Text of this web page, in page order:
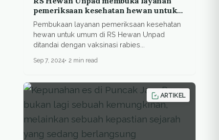
pemeriksaan kesehatan hewan untuk
umum
Pembukaan layanan pemeriksaan kesehatan
hewan untuk umum di RS Hewan Unpad
ditandai dengan vaksinasi rabies...
Sep 7, 2024 2 min read
ARTIKEL